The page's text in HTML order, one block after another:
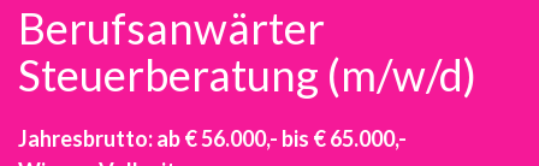
Berufsanwärter
Steuerberatung (m/w/d)
Jahresbrutto: ab € 56.000,- bis € 65.000,-